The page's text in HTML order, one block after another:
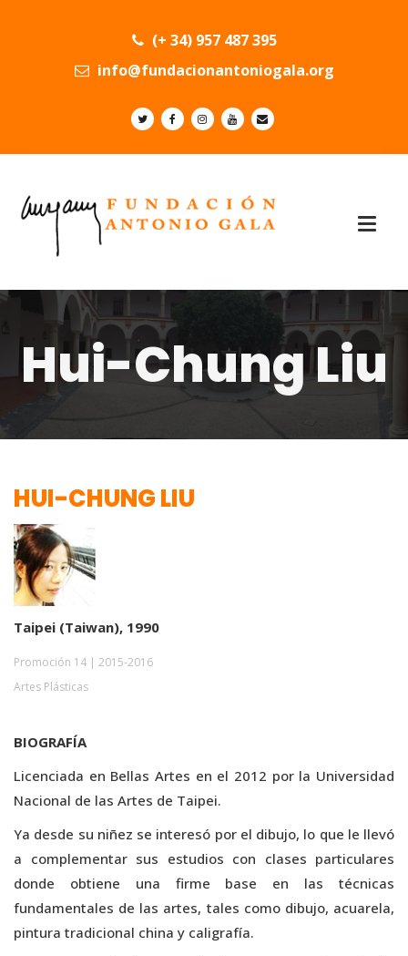
(+ 34) 957 487 395
info@fundacionantoniogala.org
Hui-Chung Liu
HUI-CHUNG LIU
Taipei (Taiwan), 1990
Promoción 14 | 2015-2016
Artes Plásticas
BIOGRAFÍA
Licenciada en Bellas Artes en el 2012 por la Universidad
Nacional de las Artes de Taipei.
Ya desde su niñez se interesó por el dibujo, lo que le llevó
a complementar sus estudios con clases particulares
donde obtiene una firme base en las técnicas
fundamentales de las artes, tales como dibujo, acuarela,
pintura tradicional china y caligrafía.